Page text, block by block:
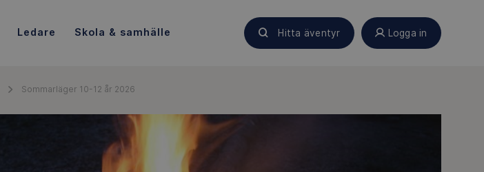
Ledare Skola & samhälle Hitta äventyr Logga in
Sommarläger 10-12 år 2026